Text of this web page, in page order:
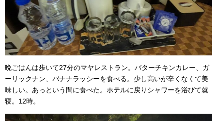
晩ごはんは歩いて27分のマヤレストラン。バターチキンカレー、ガ
ーリックナン、バナナラッシーを食べる。少し高いが辛くなくて美
味しい。あっという間に食べた。ホテルに戻りシャワーを浴びて就
寝。12時。